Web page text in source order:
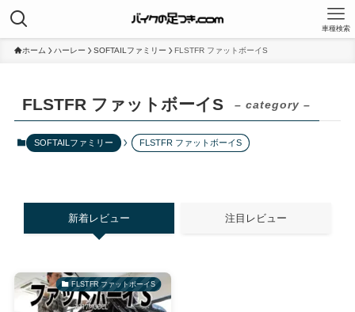
車種検索
ホーム ハーレー SOFTAILファミリー FLSTFR ファットボーイS
FLSTFR ファットボーイS – category –
SOFTAILファミリー FLSTFR ファットボーイS
新着レビュー 注目レビュー
FLSTFR ファットボーイS